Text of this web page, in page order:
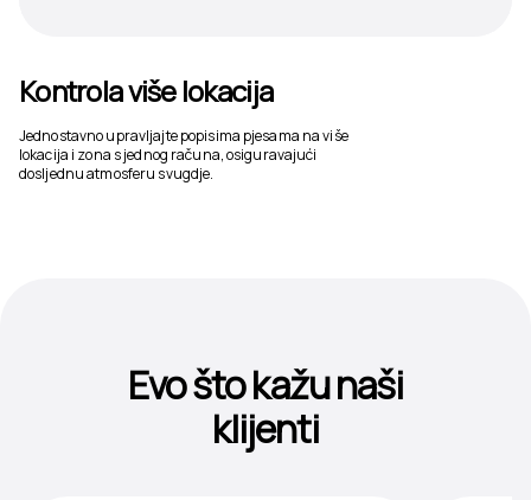
Kontrola više lokacija
Jednostavno upravljajte popisima pjesama na više
lokacija i zona s jednog računa, osiguravajući
dosljednu atmosferu svugdje.
Evo što kažu naši
klijenti